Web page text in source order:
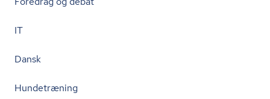
IT
Dansk
Hundetræning